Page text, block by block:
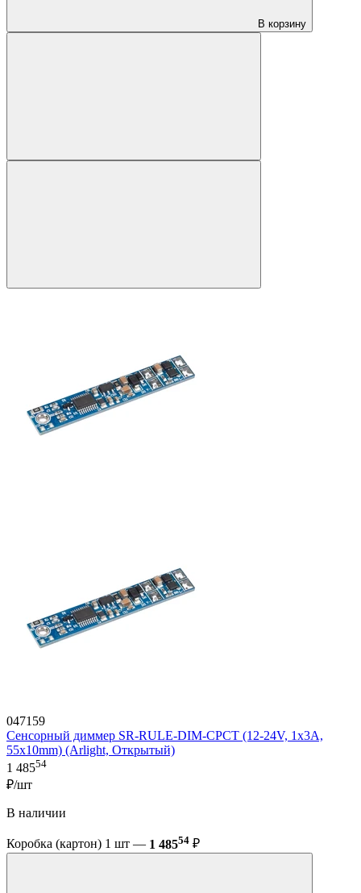
В корзину
047159
Сенсорный диммер SR-RULE-DIM-CPCT (12-24V, 1x3A,
55x10mm) (Arlight, Открытый)
1 48554
₽/шт
В наличии
Коробка (картон) 1 шт — 1 48554 ₽